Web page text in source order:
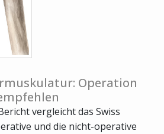
Operation
vergleicht das Swiss
und die nicht-operative